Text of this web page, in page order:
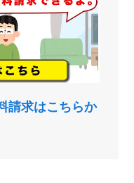
請求はこちらか